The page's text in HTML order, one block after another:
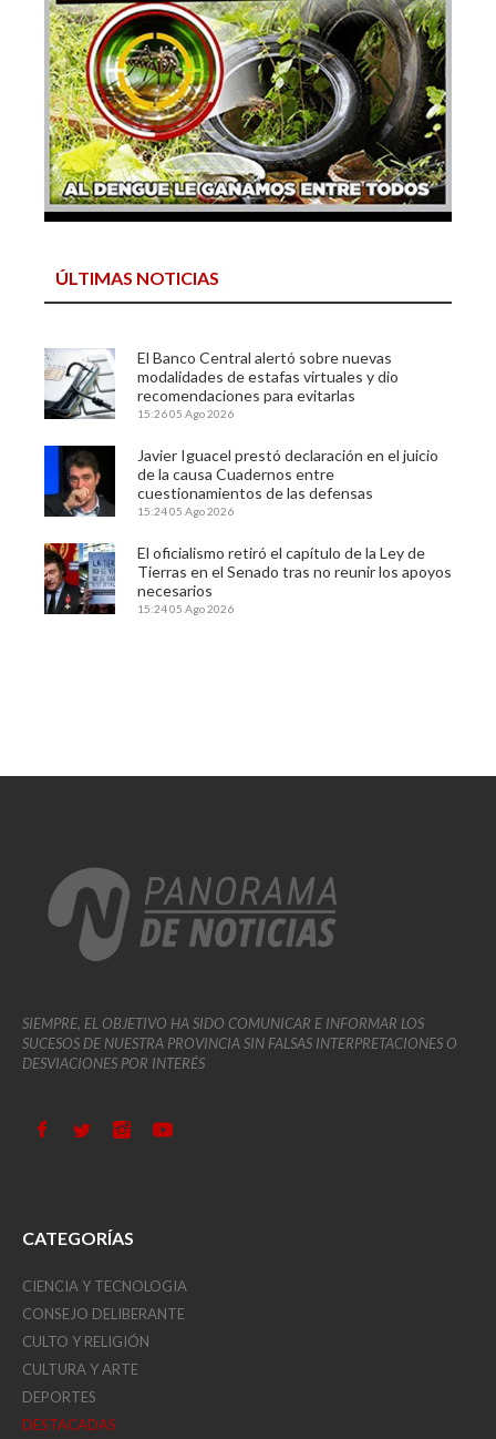
ÚLTIMAS NOTICIAS
El Banco Central alertó sobre nuevas
modalidades de estafas virtuales y dio
recomendaciones para evitarlas
15:2605 Ago 2026
Javier Iguacel prestó declaración en el juicio
de la causa Cuadernos entre
cuestionamientos de las defensas
15:2405 Ago 2026
El oficialismo retiró el capítulo de la Ley de
Tierras en el Senado tras no reunir los apoyos
necesarios
15:2405 Ago 2026
SIEMPRE, EL OBJETIVO HA SIDO COMUNICAR E INFORMAR LOS
SUCESOS DE NUESTRA PROVINCIA SIN FALSAS INTERPRETACIONES O
DESVIACIONES POR INTERÉS
CATEGORÍAS
CIENCIA Y TECNOLOGIA
CONSEJO DELIBERANTE
CULTO Y RELIGIÓN
CULTURA Y ARTE
DEPORTES
DESTACADAS